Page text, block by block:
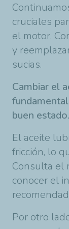
cruciales
el motor.
y
sucias.
Cambiar el
buen estado.
El aceite
fricción, lo
Consulta el
conocer el
Por otro